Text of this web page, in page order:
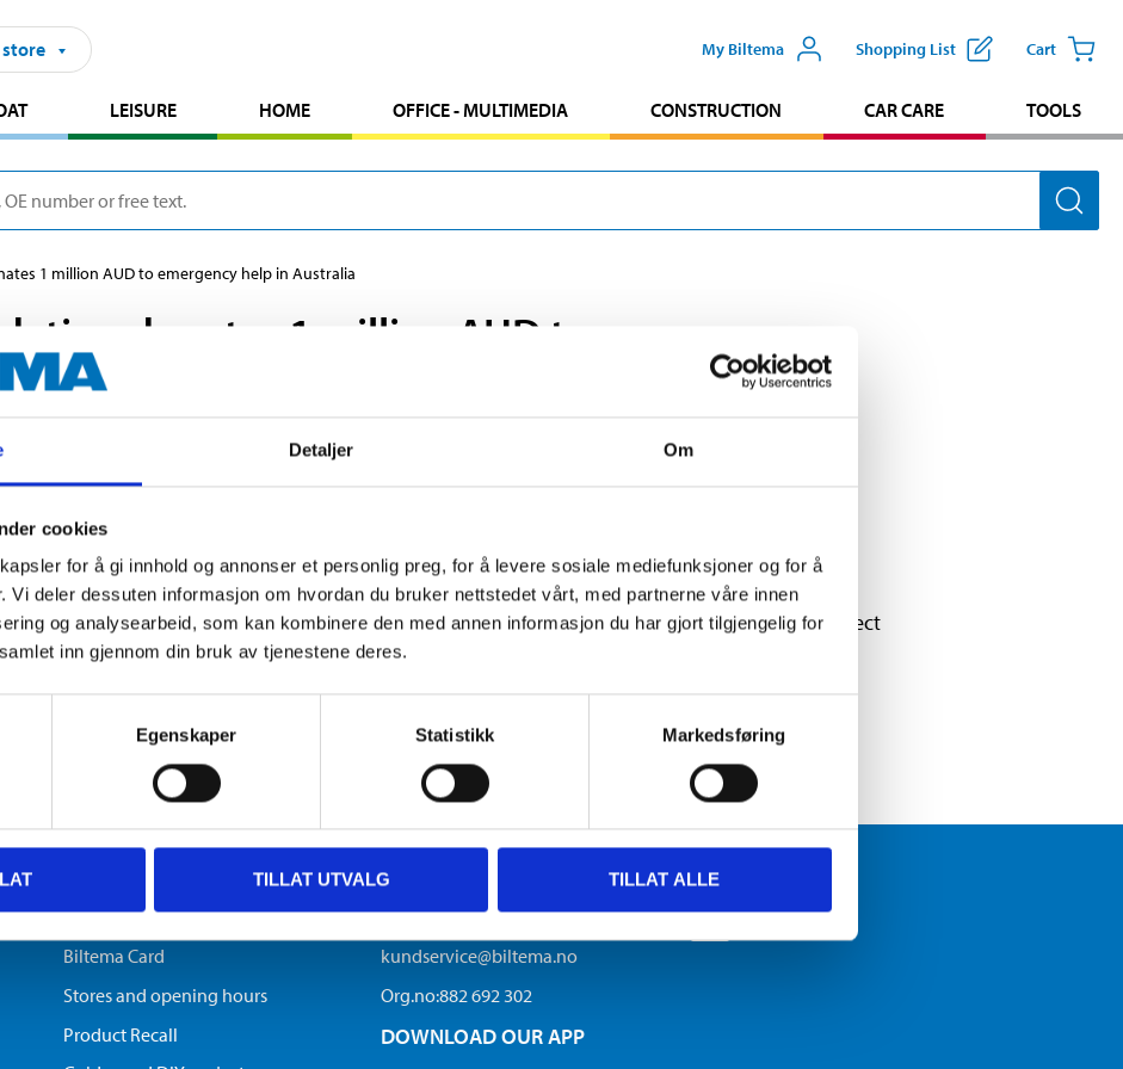
Detaljer Om
cookies
for å gi innhold og annonser et personlig preg, for å levere sosiale mediefunksjoner og for å
Vi deler dessuten informasjon om hvordan du bruker nettstedet vårt, med partnerne våre innen
og analysearbeid, som kan kombinere den med annen informasjon du har gjort tilgjengelig for
inn gjennom din bruk av tjenestene deres.
Egenskaper Statistikk Markedsføring
TILLAT UTVALG TILLAT ALLE
store My Biltema Shopping List Cart
LEISURE HOME OFFICE - MULTIMEDIA CONSTRUCTION CAR CARE TOOLS
1 million AUD to emergency help in Australia
donates 1 million AUD to emergency
donated 1 million AUD to Humane Society International, an organization that, since
have fought to protect the wildlife during this disaster.
will go to the Wildlife Emergency Response Fund, which HSI have set up to provide direct
fire affected areas. They have also deployed a disaster relief team to Kangaroo Island to help
the immediate rescue work, HSI will support the rehabilitation and recovery of bushfire
Gift Card
Biltema Card
Stores and opening hours
Product Recall
CONTACT US
22 22 20 22
kundservice@biltema.no
Org.no:882 692 302
DOWNLOAD OUR APP
FOLLOW BILTEMA